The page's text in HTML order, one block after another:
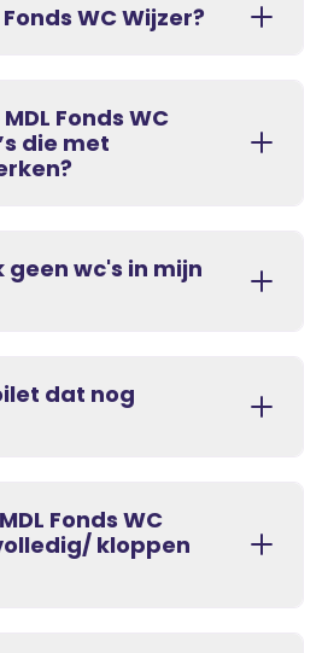
WC Wijzer?
Fonds WC
die met
geen wc's in mijn
dat nog
Fonds WC
kloppen